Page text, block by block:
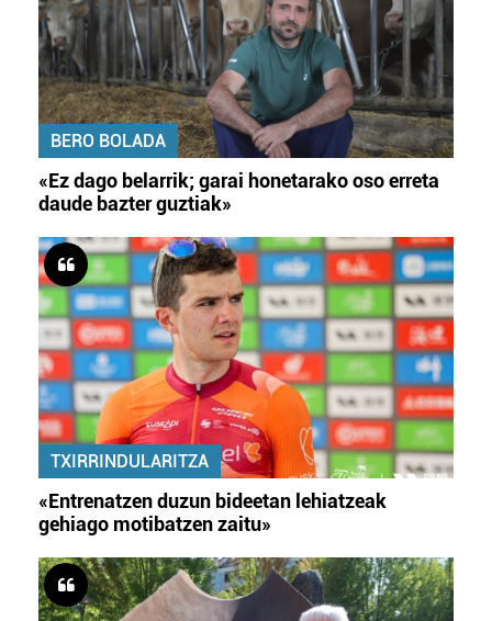
BERO BOLADA
«Ez dago belarrik; garai honetarako oso erreta
daude bazter guztiak»
TXIRRINDULARITZA
«Entrenatzen duzun bideetan lehiatzeak
gehiago motibatzen zaitu»